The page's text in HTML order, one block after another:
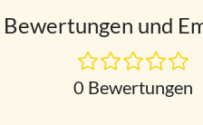
Bewertungen und
0 Bewertungen